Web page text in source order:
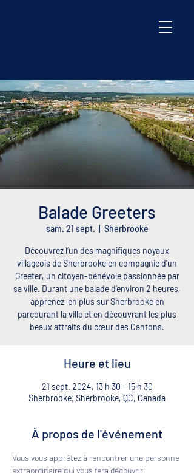
Balade Greeters
sam. 21 sept. Sherbrooke
Découvrez l’un des magnifiques noyaux
villageois de Sherbrooke en compagnie d’un
Greeter, un citoyen-bénévole passionnée par
sa ville. Durant une balade d’environ 2 heures,
apprenez-en plus sur Sherbrooke en
parcourant la ville et en découvrant les plus
beaux attraits du cœur des Cantons.
Heure et lieu
21 sept. 2024, 13 h 30 – 15 h 30
Sherbrooke, Sherbrooke, QC, Canada
À propos de l'événement
Vous vous apprêtez à rencontrer une personne
extraordinaire qui vous fera découvrir